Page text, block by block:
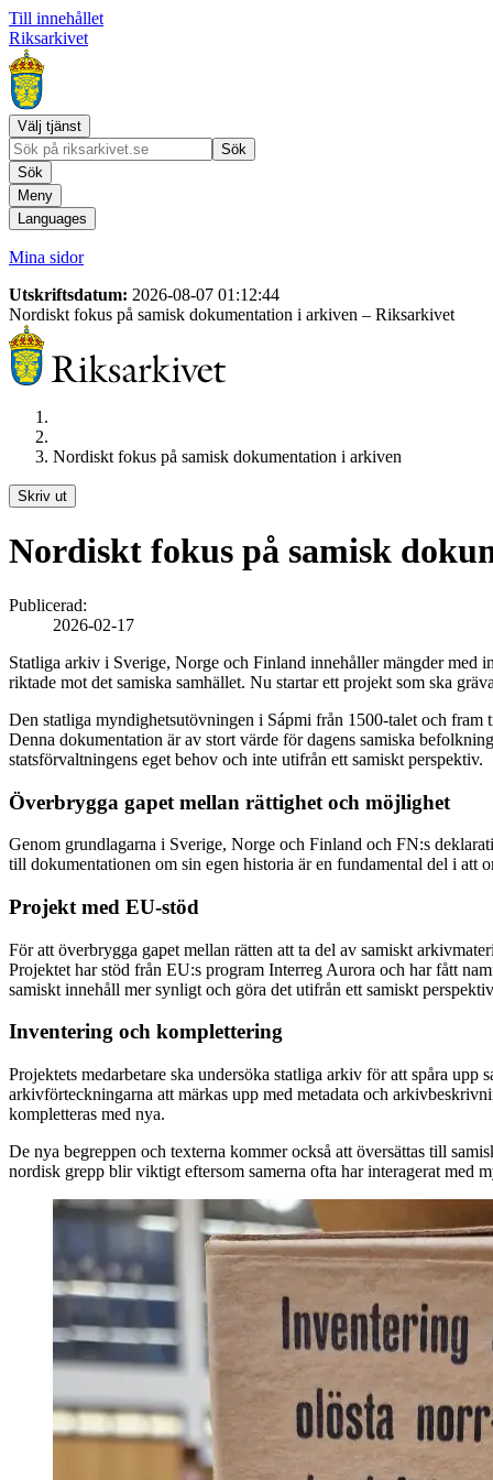
Till innehållet
Riksarkivet
Välj tjänst
Sök
Sök
Meny
Languages
Mina sidor
Utskriftsdatum: 2026-08-07 01:12:44
Nordiskt fokus på samisk dokumentation i arkiven – Riksarkivet
Nordiskt fokus på samisk dokumentation i arkiven
Skriv ut
Nordiskt fokus på samisk
Publicerad:
2026-02-17
Statliga arkiv i Sverige, Norge och Finland innehåller mängder med
riktade mot det samiska samhället. Nu startar ett projekt som ska
Den statliga myndighetsutövningen i Sápmi från 1500-talet och
Denna dokumentation är av stort värde för dagens samiska
statsförvaltningens eget behov och inte utifrån ett samiskt perspektiv.
Överbrygga gapet mellan rättighet och möjlighet
Genom grundlagarna i Sverige, Norge och Finland och FN:s
till dokumentationen om sin egen historia är en fundamental del i att
Projekt med EU-stöd
För att överbrygga gapet mellan rätten att ta del av samiskt
Projektet har stöd från EU:s program Interreg Aurora och har fått
samiskt innehåll mer synligt och göra det utifrån ett samiskt
Inventering och komplettering
Projektets medarbetare ska undersöka statliga arkiv för att spåra
arkivförteckningarna att märkas upp med metadata och
kompletteras med nya.
De nya begreppen och texterna kommer också att översättas till
nordisk grepp blir viktigt eftersom samerna ofta har interagerat med